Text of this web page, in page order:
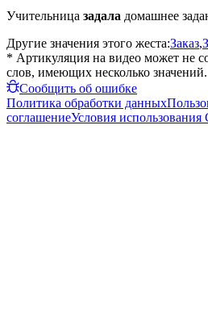
Учительница задала домашнее
Другие значения этого жеста:Заказ,
* Артикуляция на видео может не
слов, имеющих несколько значений.
Сообщить об ошибке
Политика обработки данных
соглашениеУсловия использования